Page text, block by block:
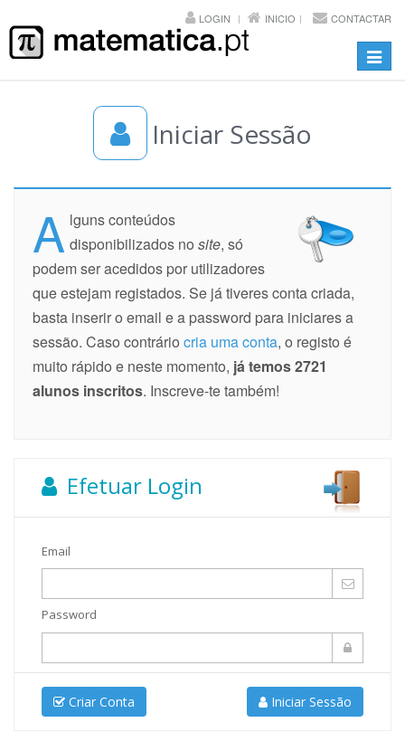
LOGIN INICIO CONTACTAR
Iniciar Sessão
A lguns conteúdos
disponibilizados no site, só
podem ser acedidos por utilizadores
que estejam registados. Se já tiveres conta criada,
basta inserir o email e a password para iniciares a
sessão. Caso contrário cria uma conta, o registo é
muito rápido e neste momento, já temos 2721
alunos inscritos. Inscreve-te também!
Efetuar Login
Email
Password
Criar Conta Iniciar Sessão